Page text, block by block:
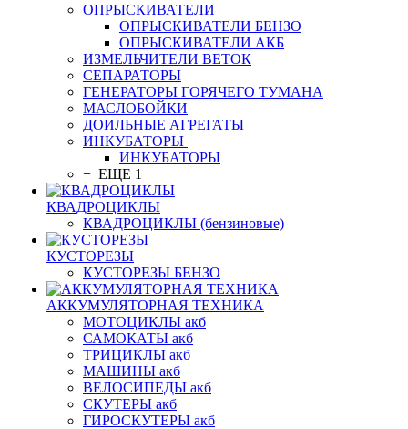
ОПРЫСКИВАТЕЛИ
ОПРЫСКИВАТЕЛИ БЕНЗО
ОПРЫСКИВАТЕЛИ АКБ
ИЗМЕЛЬЧИТЕЛИ ВЕТОК
СЕПАРАТОРЫ
ГЕНЕРАТОРЫ ГОРЯЧЕГО ТУМАНА
МАСЛОБОЙКИ
ДОИЛЬНЫЕ АГРЕГАТЫ
ИНКУБАТОРЫ
ИНКУБАТОРЫ
+ ЕЩЕ 1
КВАДРОЦИКЛЫ
КВАДРОЦИКЛЫ (бензиновые)
КУСТОРЕЗЫ
КУСТОРЕЗЫ БЕНЗО
АККУМУЛЯТОРНАЯ ТЕХНИКА
МОТОЦИКЛЫ акб
САМОКАТЫ акб
ТРИЦИКЛЫ акб
МАШИНЫ акб
ВЕЛОСИПЕДЫ акб
СКУТЕРЫ акб
ГИРОСКУТЕРЫ акб